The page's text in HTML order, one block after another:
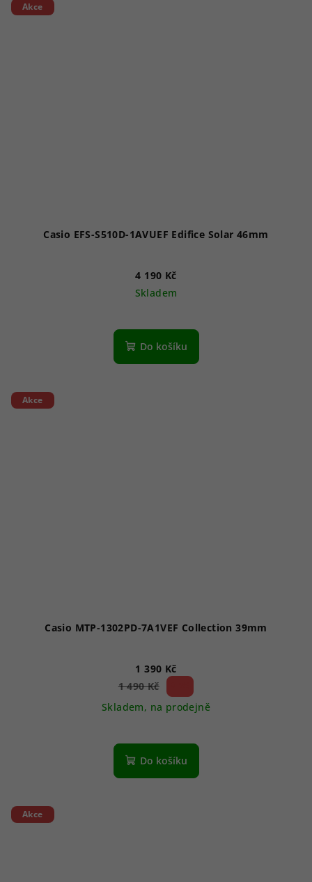
Akce
Casio EFS-S510D-1AVUEF Edifice Solar 46mm
4 190 Kč
Skladem
hodnocení
produktu
Do košíku
Akce
Casio MTP-1302PD-7A1VEF Collection 39mm
1 390 Kč
1 490 Kč
Skladem, na prodejně
Do košíku
Akce